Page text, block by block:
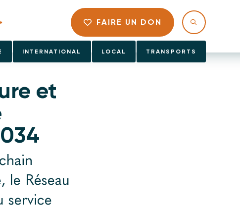
FAIRE UN DON
INTERNATIONAL LOCAL TRANSPORTS
et
le Réseau
service